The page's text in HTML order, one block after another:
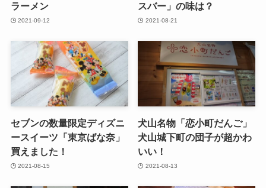
ラーメン
2021-09-12
スバー」の味は？
2021-08-21
セブンの数量限定ディズニ
ースイーツ「東京ばな奈」
買えました！
2021-08-15
犬山名物「恋小町だんご」
犬山城下町の団子が超かわ
いい！
2021-08-13